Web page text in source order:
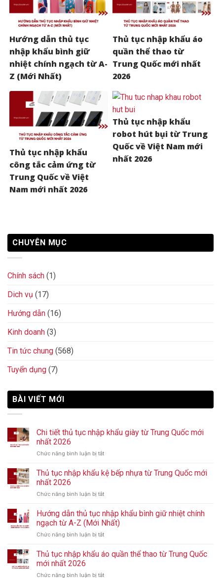
Hướng dẫn thủ tục
nhập khẩu bình giữ
nhiệt chính ngạch từ A-
Z (Mới Nhất)
Thủ tục nhập khẩu áo
quần thể thao từ
Trung Quốc mới nhất
2026
Thủ tục nhập khẩu
công tắc cảm ứng từ
Trung Quốc về Việt
Nam mới nhất 2026
Thủ tục nhập khẩu
robot hút bụi từ Trung
Quốc về Việt Nam mới
nhất 2026
CHUYÊN MỤC
Chính sách (1)
Dich vụ (17)
Hướng dẫn (16)
Kinh doanh (3)
Tin tức chung (568)
Tuyển dụng (7)
BÀI VIẾT MỚI
Chi tiết thủ tục nhập khẩu giày từ Trung Quốc mới
nhất 2026
Chức năng bình luận bị tắt
tiết
thủ
giày
từ
Trung
nhất
Thủ tục nhập khẩu kệ bếp nhựa từ Trung Quốc mới
nhất 2026
Chức năng bình luận bị tắt
tục
nhập
khẩu
nhựa
Hướng dẫn thủ tục nhập khẩu bình giữ nhiệt chính
ngạch từ A-Z (Mới Nhất)
Chức năng bình luận bị tắt
dẫn
Thủ tục nhập khẩu áo quần thể thao từ Trung Quốc
mới nhất 2026
Chức năng bình luận bị tắt